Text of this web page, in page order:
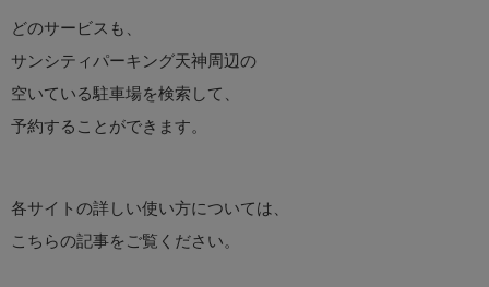
どのサービスも、
サンシティパーキング天神周辺の
空いている駐車場を検索して、
予約することができます。
各サイトの詳しい使い方については、
こちらの記事をご覧ください。